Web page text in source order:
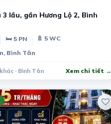
3 lầu, gần Hương Lộ 2, Bình
🛏 5 PN
🚿 5 WC
Bình Tân
· Bình Tân Xem chi tiết →